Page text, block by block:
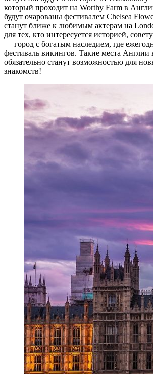
который проходит на Worthy Farm в
будут очарованы фестивалем Chelsea
станут ближе к любимым актерам на
для тех, кто интересуется историей,
— город с богатым наследием, где
фестиваль викингов. Такие места Англии
обязательно станут возможностью для
знакомств!